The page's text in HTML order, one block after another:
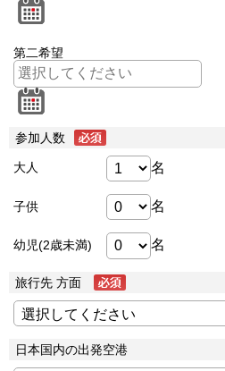
第二希望
参加人数
大人 名
子供 名
幼児(2歳未満) 名
旅行先 方面
日本国内の出発空港